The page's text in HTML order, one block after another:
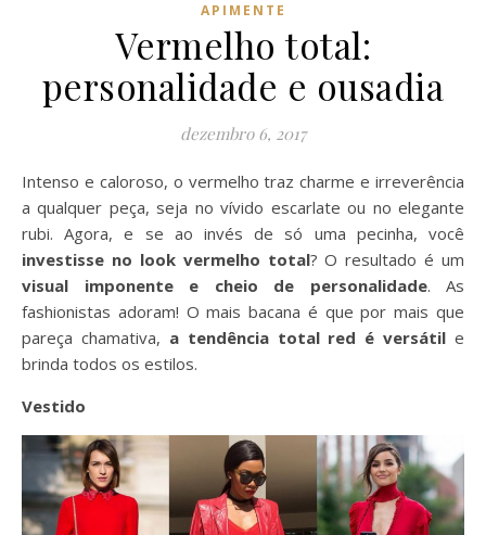
APIMENTE
Vermelho total:
personalidade e ousadia
dezembro 6, 2017
Intenso e caloroso, o vermelho traz charme e irreverência
a qualquer peça, seja no vívido escarlate ou no elegante
rubi. Agora, e se ao invés de só uma pecinha, você
investisse no look vermelho total? O resultado é um
visual imponente e cheio de personalidade. As
fashionistas adoram! O mais bacana é que por mais que
pareça chamativa, a tendência total red é versátil e
brinda todos os estilos.
Vestido